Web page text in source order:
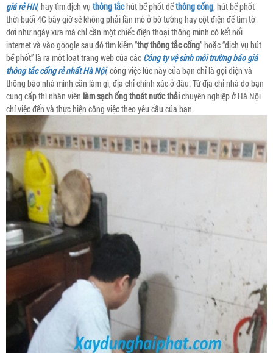
giá rẻ HN, hay tìm dịch vụ thông tắchút bể phốt đểthông cống, hút bể phốt
thời buổi 4G bây giờ sẽ không phải lần mò ở bờ tường hay cột điện để tìm tờ
dơi như ngày xưa mà chỉ cần một chiếc điện thoại thông minh có kết nối
internet và vào google sau đó tìm kiếm “thợ thông tắc cống” hoặc “dịch vụ hút
bể phốt” là ra một loạt trang web của các Công ty vệ sinh môi trường báo giá
thông tắc cống rẻ nhất Hà Nội, công việc lúc này của bạn chỉ là gọi điện và
thông báo nhà mình cần làm gì, địa chỉ chính xác ở đâu. Từ địa chỉ nhà do bạn
cung cấp thì nhân viên làm sạch ống thoát nước thảichuyên nghiệp ở Hà Nội
chỉ việc đến và thực hiện công việc theo yêu cầu của bạn.